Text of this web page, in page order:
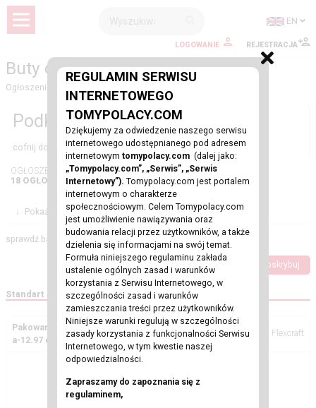
REGULAMIN SERWISU
INTERNETOWEGO
TOMYPOLACY.COM
Dziękujemy za odwiedzenie naszego serwisu
internetowego udostępnianego pod adresem
internetowym tomypolacy.com (dalej jako:
„Tomypolacy.com”, „Serwis”, „Serwis
Internetowy”). Tomypolacy.com jest portalem
internetowym o charakterze
społecznościowym. Celem Tomypolacy.com
jest umożliwienie nawiązywania oraz
budowania relacji przez użytkowników, a także
dzielenia się informacjami na swój temat.
Formuła niniejszego regulaminu zakłada
ustalenie ogólnych zasad i warunków
korzystania z Serwisu Internetowego, w
szczególności zasad i warunków
zamieszczania treści przez użytkowników.
Niniejsze warunki regulują w szczególności
zasady korzystania z funkcjonalności Serwisu
Internetowego, w tym kwestie naszej
odpowiedzialności.
Zapraszamy do zapoznania się z
regulaminem,
LOGOWANIE REJESTRACJA
EN
Buty damskie
Ogłoszenia
Podkategorie
cofnij do Ona
OGŁOSZENIA:
18 OGŁOSZEŃ
↓ Pokaż Filtry
sprawdź bazę ogłoszeń
Dodaj ogłoszenie Subskrybuj
Standart & Wyróżniony
Pakowanie wędlin i kiełbasek-również dlapar-bez język
a-12.97 euro brutto
Flexcraft